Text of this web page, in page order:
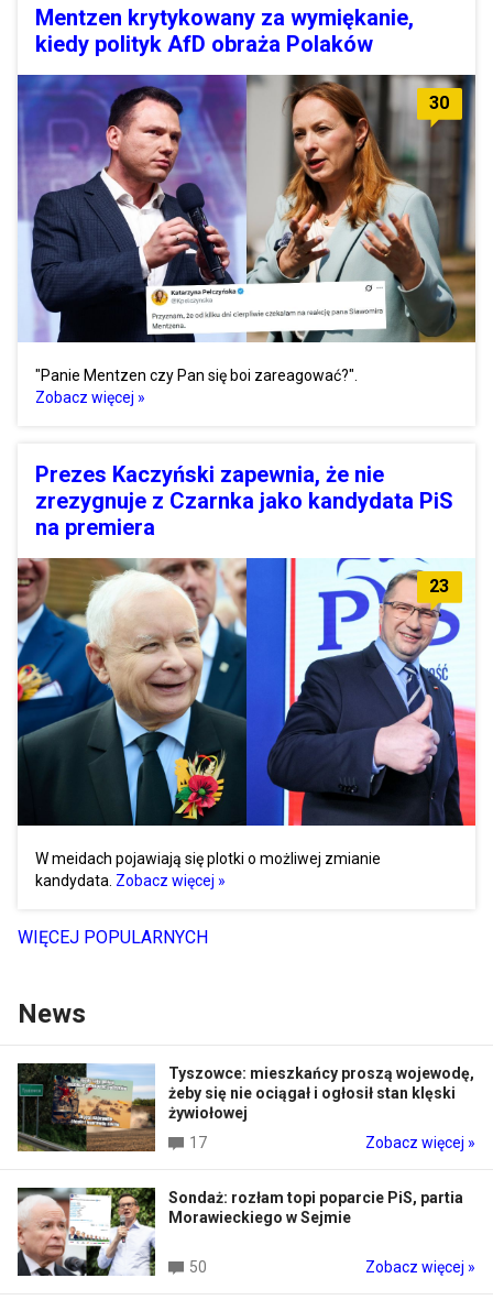
Mentzen krytykowany za wymiękanie,
kiedy polityk AfD obraża Polaków
30
"Panie Mentzen czy Pan się boi zareagować?".
Zobacz więcej »
Prezes Kaczyński zapewnia, że nie
zrezygnuje z Czarnka jako kandydata PiS
na premiera
23
W meidach pojawiają się plotki o możliwej zmianie
kandydata. Zobacz więcej »
WIĘCEJ POPULARNYCH
News
Tyszowce: mieszkańcy proszą wojewodę,
żeby się nie ociągał i ogłosił stan klęski
żywiołowej
17
Zobacz więcej »
Sondaż: rozłam topi poparcie PiS, partia
Morawieckiego w Sejmie
50 Zobacz więcej »